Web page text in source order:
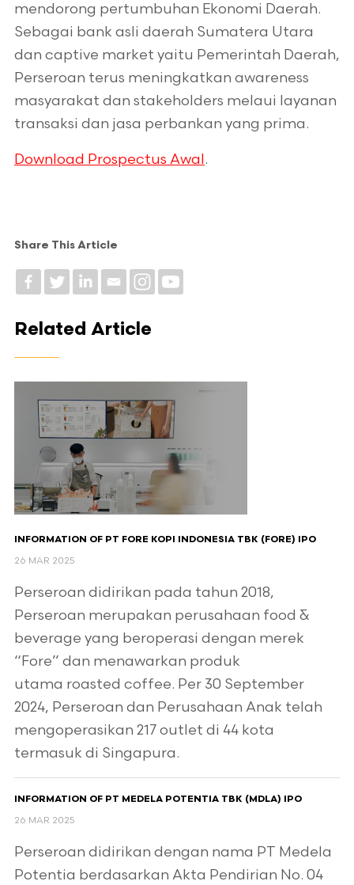
mendorong pertumbuhan Ekonomi Daerah.
Sebagai bank asli daerah Sumatera Utara
dan captive market yaitu Pemerintah Daerah,
Perseroan terus meningkatkan awareness
masyarakat dan stakeholders melaui layanan
transaksi dan jasa perbankan yang prima.
Download Prospectus Awal.
Share This Article
Related Article
INFORMATION OF PT FORE KOPI INDONESIA TBK (FORE) IPO
26 MAR 2025
Perseroan didirikan pada tahun 2018,
Perseroan merupakan perusahaan food &
beverage yang beroperasi dengan merek
“Fore” dan menawarkan produk
utama roasted coffee. Per 30 September
2024, Perseroan dan Perusahaan Anak telah
mengoperasikan 217 outlet di 44 kota
termasuk di Singapura.
INFORMATION OF PT MEDELA POTENTIA TBK (MDLA) IPO
26 MAR 2025
Perseroan didirikan dengan nama PT Medela
Potentia berdasarkan Akta Pendirian No. 04